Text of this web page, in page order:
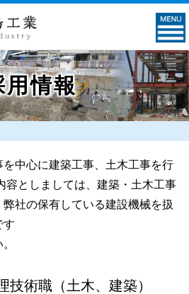
用情報
中心に建築工事、土木工事を行
容としましては、建築・土木工事
社の保有している建設機械を扱
す
技術職（土木、建築）